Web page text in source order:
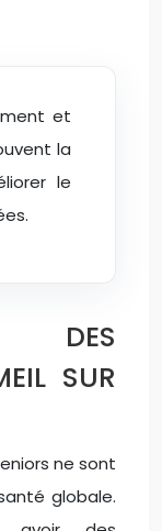
et
la
le
DES
SUR
ne sont
globale.